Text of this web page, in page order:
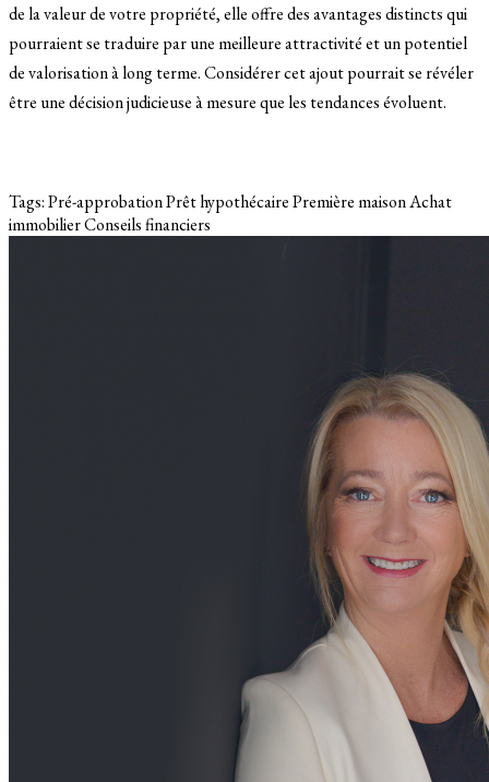
de la valeur de votre propriété, elle offre des avantages distincts qui
pourraient se traduire par une meilleure attractivité et un potentiel
de valorisation à long terme. Considérer cet ajout pourrait se révéler
être une décision judicieuse à mesure que les tendances évoluent.
Tags:Pré-approbationPrêt hypothécairePremière maisonAchat
immobilierConseils financiers